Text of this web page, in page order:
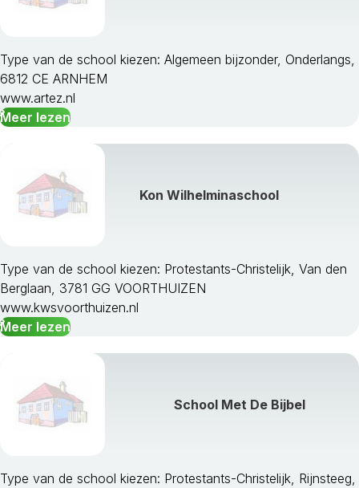
Type van de school kiezen: Algemeen bijzonder, Onderlangs,
6812 CE ARNHEM
www.artez.nl
Meer lezen
Kon Wilhelminaschool
Type van de school kiezen: Protestants-Christelijk, Van den
Berglaan, 3781 GG VOORTHUIZEN
www.kwsvoorthuizen.nl
Meer lezen
School Met De Bijbel
Type van de school kiezen: Protestants-Christelijk, Rijnsteeg,